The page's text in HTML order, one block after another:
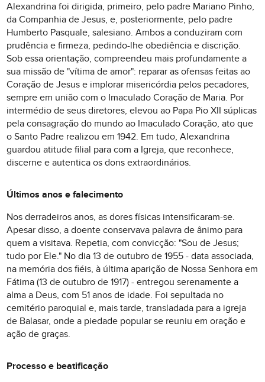
Alexandrina foi dirigida, primeiro, pelo padre Mariano Pinho,
da Companhia de Jesus, e, posteriormente, pelo padre
Humberto Pasquale, salesiano. Ambos a conduziram com
prudência e firmeza, pedindo-lhe obediência e discrição.
Sob essa orientação, compreendeu mais profundamente a
sua missão de "vítima de amor": reparar as ofensas feitas ao
Coração de Jesus e implorar misericórdia pelos pecadores,
sempre em união com o Imaculado Coração de Maria. Por
intermédio de seus diretores, elevou ao Papa Pio XII súplicas
pela consagração do mundo ao Imaculado Coração, ato que
o Santo Padre realizou em 1942. Em tudo, Alexandrina
guardou atitude filial para com a Igreja, que reconhece,
discerne e autentica os dons extraordinários.
Últimos anos e falecimento
Nos derradeiros anos, as dores físicas intensificaram-se.
Apesar disso, a doente conservava palavra de ânimo para
quem a visitava. Repetia, com convicção: "Sou de Jesus;
tudo por Ele." No dia 13 de outubro de 1955 - data associada,
na memória dos fiéis, à última aparição de Nossa Senhora em
Fátima (13 de outubro de 1917) - entregou serenamente a
alma a Deus, com 51 anos de idade. Foi sepultada no
cemitério paroquial e, mais tarde, transladada para a igreja
de Balasar, onde a piedade popular se reuniu em oração e
ação de graças.
Processo e beatificação